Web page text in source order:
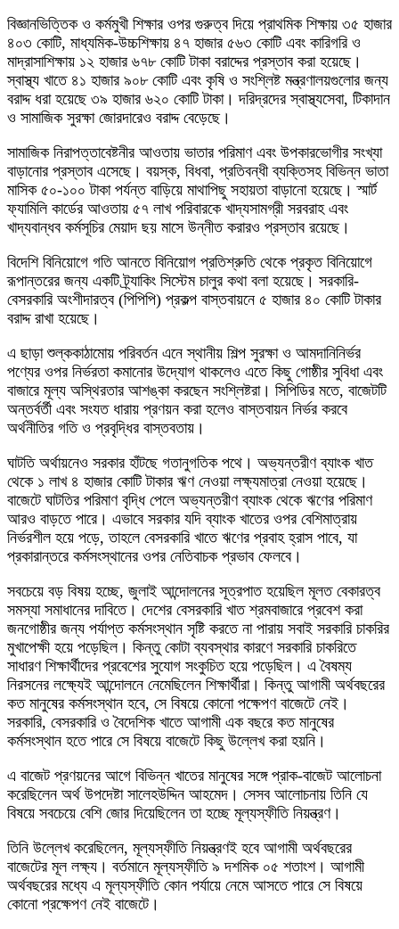
বিজ্ঞানভিত্তিক ও কর্মমুখী শিক্ষার ওপর গুরুত্ব দিয়ে প্রাথমিক শিক্ষায় ৩৫ হাজার
৪০৩ কোটি, মাধ্যমিক-উচ্চশিক্ষায় ৪৭ হাজার ৫৬৩ কোটি এবং কারিগরি ও
মাদ্রাসাশিক্ষায় ১২ হাজার ৬৭৮ কোটি টাকা বরাদ্দের প্রস্তাব করা হয়েছে।
স্বাস্থ্য খাতে ৪১ হাজার ৯০৮ কোটি এবং কৃষি ও সংশ্লিষ্ট মন্ত্রণালয়গুলোর জন্য
বরাদ্দ ধরা হয়েছে ৩৯ হাজার ৬২০ কোটি টাকা। দরিদ্রদের স্বাস্থ্যসেবা, টিকাদান
ও সামাজিক সুরক্ষা জোরদারেও বরাদ্দ বেড়েছে।
সামাজিক নিরাপত্তাবেষ্টনীর আওতায় ভাতার পরিমাণ এবং উপকারভোগীর সংখ্যা
বাড়ানোর প্রস্তাব এসেছে। বয়স্ক, বিধবা, প্রতিবন্ধী ব্যক্তিসহ বিভিন্ন ভাতা
মাসিক ৫০-১০০ টাকা পর্যন্ত বাড়িয়ে মাথাপিছু সহায়তা বাড়ানো হয়েছে। স্মার্ট
ফ্যামিলি কার্ডের আওতায় ৫৭ লাখ পরিবারকে খাদ্যসামগ্রী সরবরাহ এবং
খাদ্যবান্ধব কর্মসূচির মেয়াদ ছয় মাসে উন্নীত করারও প্রস্তাব রয়েছে।
বিদেশি বিনিয়োগে গতি আনতে বিনিয়োগ প্রতিশ্রুতি থেকে প্রকৃত বিনিয়োগে
রূপান্তরের জন্য একটি ট্র্যাকিং সিস্টেম চালুর কথা বলা হয়েছে। সরকারি-
বেসরকারি অংশীদারত্ব (পিপিপি) প্রকল্প বাস্তবায়নে ৫ হাজার ৪০ কোটি টাকার
বরাদ্দ রাখা হয়েছে।
এ ছাড়া শুল্ককাঠামোয় পরিবর্তন এনে স্থানীয় শিল্প সুরক্ষা ও আমদানিনির্ভর
পণ্যের ওপর নির্ভরতা কমানোর উদ্যোগ থাকলেও এতে কিছু গোষ্ঠীর সুবিধা এবং
বাজারে মূল্য অস্থিরতার আশঙ্কা করছেন সংশ্লিষ্টরা। সিপিডির মতে, বাজেটটি
অন্তর্বর্তী এবং সংযত ধারায় প্রণয়ন করা হলেও বাস্তবায়ন নির্ভর করবে
অর্থনীতির গতি ও প্রবৃদ্ধির বাস্তবতায়।
ঘাটতি অর্থায়নেও সরকার হাঁটছে গতানুগতিক পথে। অভ্যন্তরীণ ব্যাংক খাত
থেকে ১ লাখ ৪ হাজার কোটি টাকার ঋণ নেওয়া লক্ষ্যমাত্রা নেওয়া হয়েছে।
বাজেটে ঘাটতির পরিমাণ বৃদ্ধি পেলে অভ্যন্তরীণ ব্যাংক থেকে ঋণের পরিমাণ
আরও বাড়তে পারে। এভাবে সরকার যদি ব্যাংক খাতের ওপর বেশিমাত্রায়
নির্ভরশীল হয়ে পড়ে, তাহলে বেসরকারি খাতে ঋণের প্রবাহ হ্রাস পাবে, যা
প্রকারান্তরে কর্মসংস্থানের ওপর নেতিবাচক প্রভাব ফেলবে।
সবচেয়ে বড় বিষয় হচ্ছে, জুলাই আন্দোলনের সূত্রপাত হয়েছিল মূলত বেকারত্ব
সমস্যা সমাধানের দাবিতে। দেশের বেসরকারি খাত শ্রমবাজারে প্রবেশ করা
জনগোষ্ঠীর জন্য পর্যাপ্ত কর্মসংস্থান সৃষ্টি করতে না পারায় সবাই সরকারি চাকরির
মুখাপেক্ষী হয়ে পড়েছিল। কিন্তু কোটা ব্যবস্থার কারণে সরকারি চাকরিতে
সাধারণ শিক্ষার্থীদের প্রবেশের সুযোগ সংকুচিত হয়ে পড়েছিল। এ বৈষম্য
নিরসনের লক্ষ্যেই আন্দোলনে নেমেছিলেন শিক্ষার্থীরা। কিন্তু আগামী অর্থবছরের
কত মানুষের কর্মসংস্থান হবে, সে বিষয়ে কোনো পক্ষেপণ বাজেটে নেই।
সরকারি, বেসরকারি ও বৈদেশিক খাতে আগামী এক বছরে কত মানুষের
কর্মসংস্থান হতে পারে সে বিষয়ে বাজেটে কিছু উল্লেখ করা হয়নি।
এ বাজেট প্রণয়নের আগে বিভিন্ন খাতের মানুষের সঙ্গে প্রাক-বাজেট আলোচনা
করেছিলেন অর্থ উপদেষ্টা সালেহউদ্দিন আহমেদ। সেসব আলোচনায় তিনি যে
বিষয়ে সবচেয়ে বেশি জোর দিয়েছিলেন তা হচ্ছে মূল্যস্ফীতি নিয়ন্ত্রণ।
তিনি উল্লেখ করেছিলেন, মূল্যস্ফীতি নিয়ন্ত্রণই হবে আগামী অর্থবছরের
বাজেটের মূল লক্ষ্য। বর্তমানে মূল্যস্ফীতি ৯ দশমিক ০৫ শতাংশ। আগামী
অর্থবছরের মধ্যে এ মূল্যস্ফীতি কোন পর্যায়ে নেমে আসতে পারে সে বিষয়ে
কোনো প্রক্ষেপণ নেই বাজেটে।